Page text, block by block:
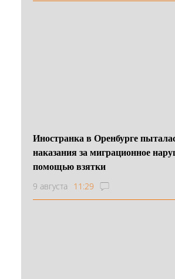
Иностранка в Оренбурге
наказания за миграционное
помощью взятки
9 августа 11:29